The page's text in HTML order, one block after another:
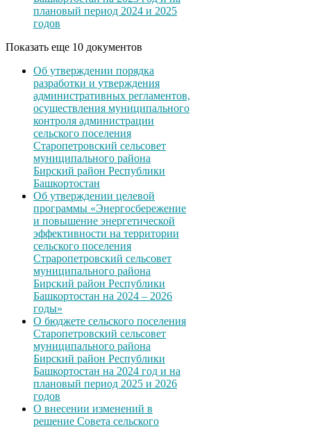
плановый период 2024 и 2025
годов
Показать еще 10 документов
Об утверждении порядка
разработки и утверждения
административных регламентов,
осуществления муниципального
контроля администрации
сельского поселения
Старопетровский сельсовет
муниципального района
Бирский район Республики
Башкортостан
Об утверждении целевой
программы «Энергосбережение
и повышение энергетической
эффективности на территории
сельского поселения
Страропетровский сельсовет
муниципального района
Бирский район Республики
Башкортостан на 2024 – 2026
годы»
О бюджете сельского поселения
Старопетровский сельсовет
муниципального района
Бирский район Республики
Башкортостан на 2024 год и на
плановый период 2025 и 2026
годов
О внесении изменений в
решение Совета сельского